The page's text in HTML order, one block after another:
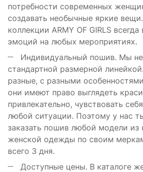
потребности современных
создавать необычные яркие
коллекции ARMY OF GIRLS
эмоций на любых мероприятиях.
Индивидуальный пошив. Мы
стандартной размерной
разные, с разными
они имеют право выглядеть
привлекательно, чувствовать
любой ситуации. Поэтому у нас
заказать пошив любой модели из
женской одежды по своим
всего 3 дня.
Доступные цены. В каталоге